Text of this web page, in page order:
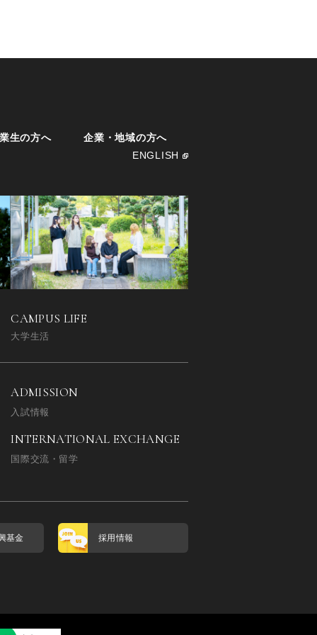
生の方へ
企業・地域の方へ
ENGLISH
CAMPUS LIFE
大学生活
ADMISSION
入試情報
INTERNATIONAL EXCHANGE
国際交流・留学
基金 採用情報